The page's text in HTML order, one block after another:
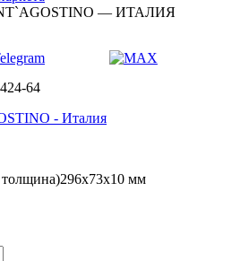
— ИТАЛИЯ
64
- Италия
296х73х10 мм